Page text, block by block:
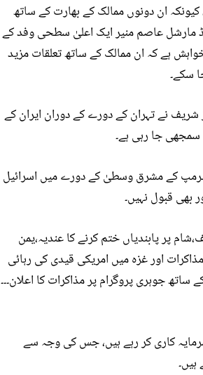
ان دونوں ممالک کے بھارت کے ساتھ
مارشل عاصم منیر ایک اعلیٰ سطحی وفد کے
خواہش ہے کہ ان ممالک کے ساتھ تعلقات مزید
سکے۔
شریف نے تہران کے دورے کے دوران ایران کے
سمجھی جا رہی ہے۔
ٹرمپ کے مشرق وسطیٰ کے دورے میں اسرائیل
بھی قبول نہیں۔
پر پابندیاں ختم کرنے کا عندیہ،یمن
اور غزہ میں امریکی قیدی کی رہائی
ساتھ جوہری پروگرام پر مذاکرات کا اعلان۔۔۔
کاری کر رہے ہیں، جس کی وجہ سے